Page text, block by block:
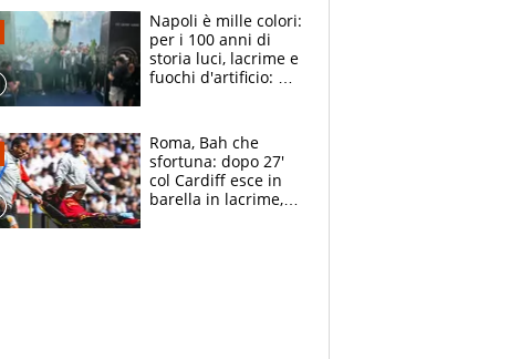
bigliettini
Napoli è mille colori:
per i 100 anni di
storia luci, lacrime e
fuochi d'artificio: De
Roma, Bah che
sfortuna: dopo 27'
col Cardiff esce in
barella in lacrime,